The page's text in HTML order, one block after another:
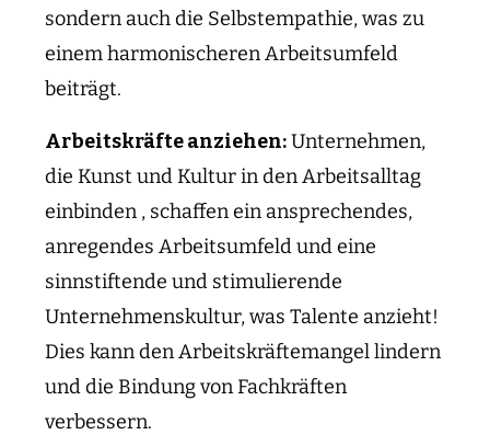
sondern auch die Selbstempathie, was zu
einem harmonischeren Arbeitsumfeld
beiträgt.
Arbeitskräfte anziehen:Unternehmen,
die Kunst und Kultur in den Arbeitsalltag
einbinden , schaffen ein ansprechendes,
anregendes Arbeitsumfeld und eine
sinnstiftende und stimulierende
Unternehmenskultur, was Talente anzieht!
Dies kann den Arbeitskräftemangel lindern
und die Bindung von Fachkräften
verbessern.